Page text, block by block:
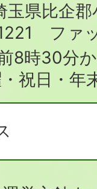
県比企郡
ファ
8時30分
祝日・年